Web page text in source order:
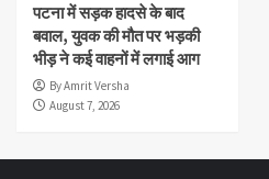
पटना में सड़क हादसे के बाद
बवाल, युवक की मौत पर भड़की
भीड़ ने कई वाहनों में लगाई आग
By Amrit Versha
August 7, 2026